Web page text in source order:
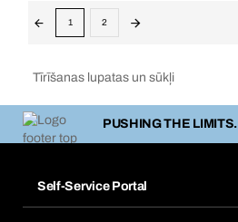
1 2
Tīrīšanas lupatas un sūkļi
PUSHING THE LIMITS.
Self-Service Portal